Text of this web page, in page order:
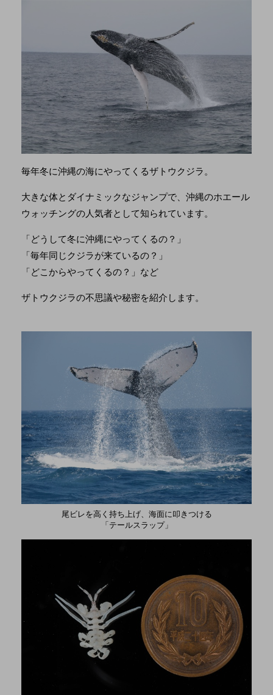
毎年冬に沖縄の海にやってくるザトウクジラ。
大きな体とダイナミックなジャンプで、沖縄のホエール
ウォッチングの人気者として知られています。
「どうして冬に沖縄にやってくるの？」
「毎年同じクジラが来ているの？」
「どこからやってくるの？」など
ザトウクジラの不思議や秘密を紹介します。
尾ビレを高く持ち上げ、海面に叩きつける
「テールスラップ」